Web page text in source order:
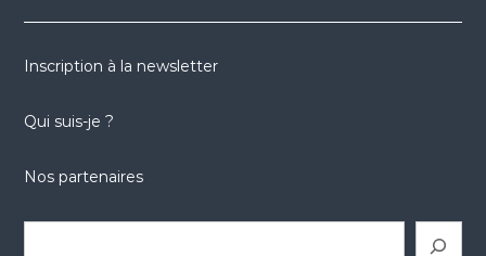
Inscription à la newsletter
Qui suis-je ?
Nos partenaires